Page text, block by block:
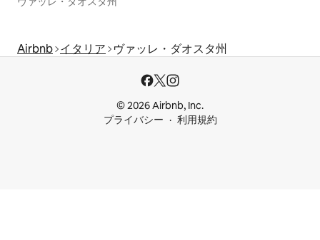
Airbnb イタリア ヴァッレ・ダオスタ州
© 2026 Airbnb, Inc.
プライバシー
利用規約